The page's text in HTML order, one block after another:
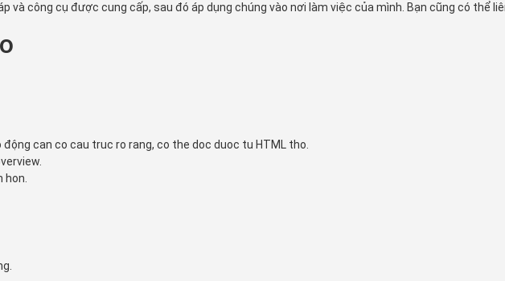
và công cụ được cung cấp, sau đó áp dụng chúng vào nơi làm việc của mình. Bạn cũng có thể
can co cau truc ro rang, co the doc duoc tu HTML tho.